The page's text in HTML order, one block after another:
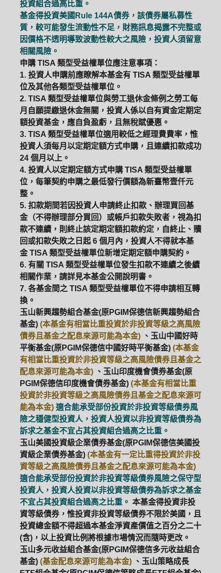
投資組合過高比重。
基金得投資美國Rule 144A債券，該債券屬私募性
質，較可能發生流動性不足，財務訊息揭露不完整或
因價格不透明導致波動性較大之風險，投資人須留意
相關風險。
申購 TISA 類型受益權單位應注意事項：
1. 投資人申購前應瞭解本基金有 TISA 類型受益權單
位及其他各類型受益權單位。
2. TISA 類型受益權單位與勞工退休金條例之勞工每
月自願提繳退休金無關，投資人係以自有資金定期定
額投資基金，應自負盈虧，且無稅賦優惠。
3. TISA 類型受益權單位適用較低之經理費費率，惟
投資人須每月以定期定額方式申購，且連續扣款成功
24 個月以上。
4. 投資人以定期定額方式申購 TISA 類型受益權單
位，每筆契約申購之最低發行價額為新臺幣壹仟元
整。
5. 扣款期間若因投資人申請終止扣款、辦理買回基
金（不得辦理部分買回）或帳戶扣款失敗者，視為扣
款不連續，則終止該定期定額扣款約定，自終止、贖
回或扣款失敗之日起 6 個月內，投資人不得就本基
金 TISA 類型受益權單位新增定期定額申購契約。
6. 有關 TISA 類型受益權單位發生扣款不連續之後續
相關作業，請詳見本基金公開說明書。
7. 各基金間之 TISA 類型受益權單位不得申請相互轉
換。
玉山新興趨勢組合基金(原PGIM保德信新興趨勢組合
基金) (本基金有相當比重投資於非投資等級之高風險
債券且基金之配息來源可能為本金) 、玉山中國好時
平衡基金(原PGIM保德信中國好時平衡基金) (本基金
有相當比重投資於非投資等級之高風險債券且基金之
配息來源可能為本金) 、玉山印度機會債券基金(原
PGIM保德信印度機會債券基金) (本基金有相當比重
投資於非投資等級之高風險債券且基金之配息來源可
能為本金) 適合能承受部份投資於非投資等級債券風
險之穩健型投資人，投資人投資以非投資等級債券為
訴求之基金不宜占其投資組合過高之比重。
玉山美國投資級企業債券基金(原PGIM保德信美國投
資級企業債券基金) (本基金有一定比重得投資於非投
資等級之高風險債券且基金之配息來源可能為本金)
適合能承受部份投資於非投資等級債券風險之保守型
投資人，投資人投資以非投資等級債券為訴求之基金
不宜占其投資組合過高之比重。 本基金得投資非投
資等級債券，惟投資非投資等級債券不限於美國，且
投資總金額不得超過本基金淨資產價值之百分之二十
(含)，以上投資比例將根據市場情況而隨時更改。
玉山多元收益組合基金(原PGIM保德信多元收益組合
基金) (基金配息來源可能為本金) 、玉山策略成長